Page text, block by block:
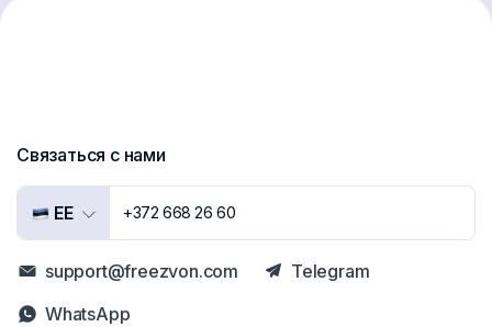
Связаться с нами
EE +372 668 26 60
support@freezvon.com
Telegram
WhatsApp